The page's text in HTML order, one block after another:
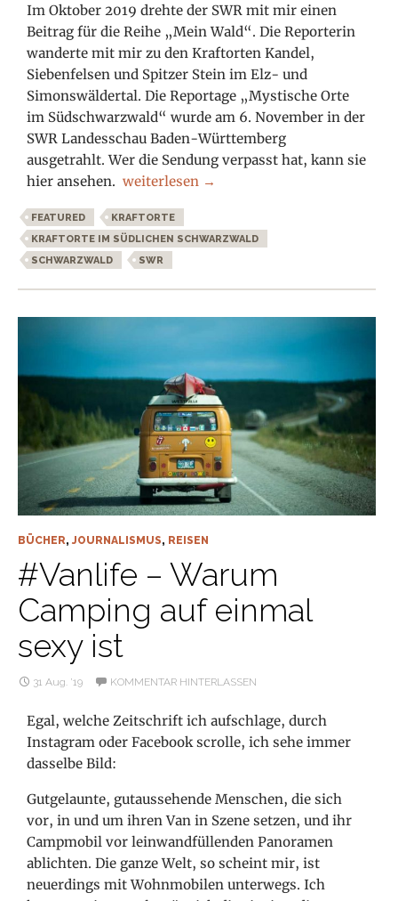
Im Oktober 2019 drehte der SWR mit mir einen
Beitrag für die Reihe „Mein Wald“. Die Reporterin
wanderte mit mir zu den Kraftorten Kandel,
Siebenfelsen und Spitzer Stein im Elz- und
Simonswäldertal. Die Reportage „Mystische Orte
im Südschwarzwald“ wurde am 6. November in der
SWR Landesschau Baden-Württemberg
ausgetrahlt. Wer die Sendung verpasst hat, kann sie
hier ansehen.SWR-Beitrag über Kraftorte im
weiterlesen →
FEATURED
KRAFTORTE
KRAFTORTE IM SÜDLICHEN SCHWARZWALD
SCHWARZWALD
SWR
BÜCHER, JOURNALISMUS, REISEN
#Vanlife – Warum
Camping auf einmal
sexy ist
31 Aug. ’19 KOMMENTAR HINTERLASSEN
Egal, welche Zeitschrift ich aufschlage, durch
Instagram oder Facebook scrolle, ich sehe immer
dasselbe Bild:
Gutgelaunte, gutaussehende Menschen, die sich
vor, in und um ihren Van in Szene setzen, und ihr
Campmobil vor leinwandfüllenden Panoramen
ablichten. Die ganze Welt, so scheint mir, ist
neuerdings mit Wohnmobilen unterwegs. Ich